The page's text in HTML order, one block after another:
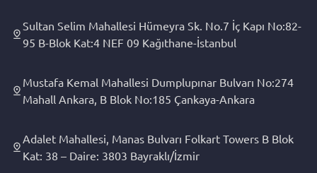
Sultan Selim Mahallesi Hümeyra Sk. No.7 İç Kapı No:82-
95 B-Blok Kat:4 NEF 09 Kağıthane-İstanbul
Mustafa Kemal Mahallesi Dumplupınar Bulvarı No:274
Mahall Ankara, B Blok No:185 Çankaya-Ankara
Adalet Mahallesi, Manas Bulvarı Folkart Towers B Blok
Kat: 38 – Daire: 3803 Bayraklı/İzmir